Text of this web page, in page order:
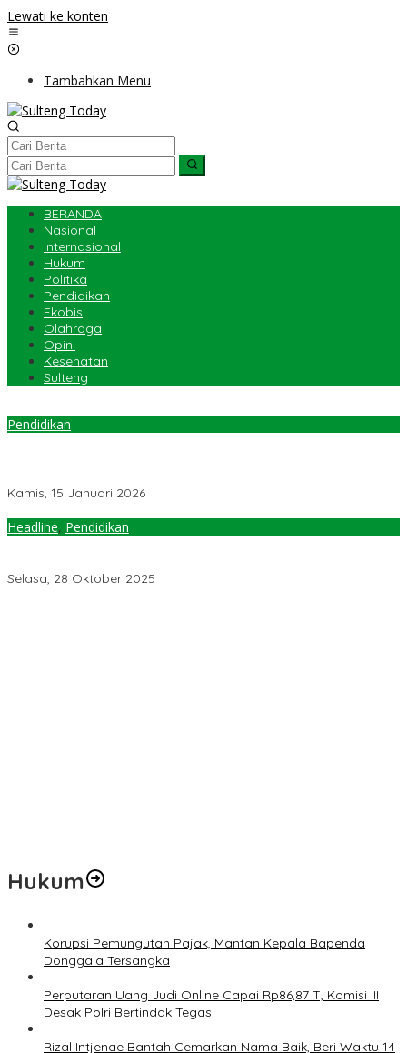
Lewati ke konten
Tambahkan Menu
BERANDA
Nasional
Internasional
Hukum
Politika
Pendidikan
Ekobis
Olahraga
Opini
Kesehatan
Sulteng
Pendidikan
Kamis, 15 Januari 2026
Headline, Pendidikan
Selasa, 28 Oktober 2025
Hukum
Korupsi Pemungutan Pajak, Mantan Kepala Bapenda
Donggala Tersangka
Perputaran Uang Judi Online Capai Rp86,87 T, Komisi III
Desak Polri Bertindak Tegas
Rizal Intjenae Bantah Cemarkan Nama Baik, Beri Waktu 14